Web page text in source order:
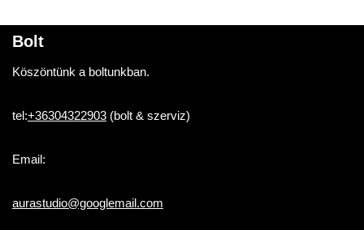
Bolt
Köszöntünk a boltunkban.
tel:+36304322903 (bolt & szerviz)
Email:
aurastudio@googlemail.com